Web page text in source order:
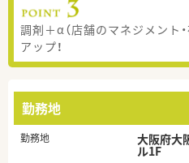
調剤＋α（店舗のマネジメント
アップ！
勤務地
勤務地 大阪府大
ル1F